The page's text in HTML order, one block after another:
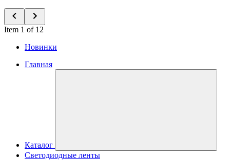
Item 1 of 12
Новинки
Главная
Каталог
Светодиодные ленты